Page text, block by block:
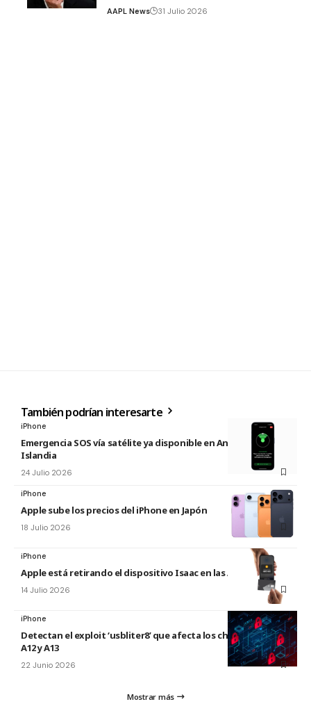
AAPL News 31 Julio 2026
También podrían interesarte
iPhone
Emergencia SOS vía satélite ya disponible en Andorra e
Islandia
24 Julio 2026
iPhone
Apple sube los precios del iPhone en Japón
18 Julio 2026
iPhone
Apple está retirando el dispositivo Isaac en las Apple Store
14 Julio 2026
iPhone
Detectan el exploit ‘usbliter8’ que afecta los chips de Apple
A12 y A13
22 Junio 2026
Mostrar más